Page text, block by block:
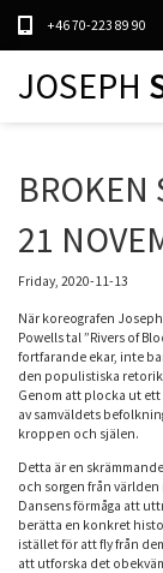
+46 70-223 89 90
JOSEPH
BROKEN
21
Friday, 2020-11-13
När koreografen
Powells tal ”Rivers of
fortfarande ekar, inte
den populistiska
Genom att plocka ut
av samväldets
kroppen och själen.
Detta är en
och sorgen från
Dansens förmåga att
berätta en konkret
istället för att fly från
att utforska det